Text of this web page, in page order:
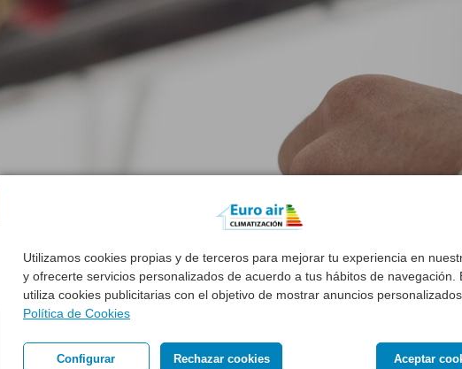
Utilizamos cookies propias y de terceros para mejorar tu experiencia en
y ofrecerte servicios personalizados de acuerdo a tus hábitos de navegación.
utiliza cookies publicitarias con el objetivo de mostrar anuncios
Política de Cookies
Aceptar
Rechazar cookies
Configurar